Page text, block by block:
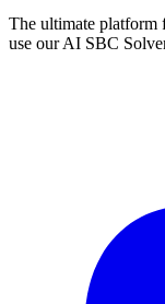
The ultimate platform
use our AI SBC